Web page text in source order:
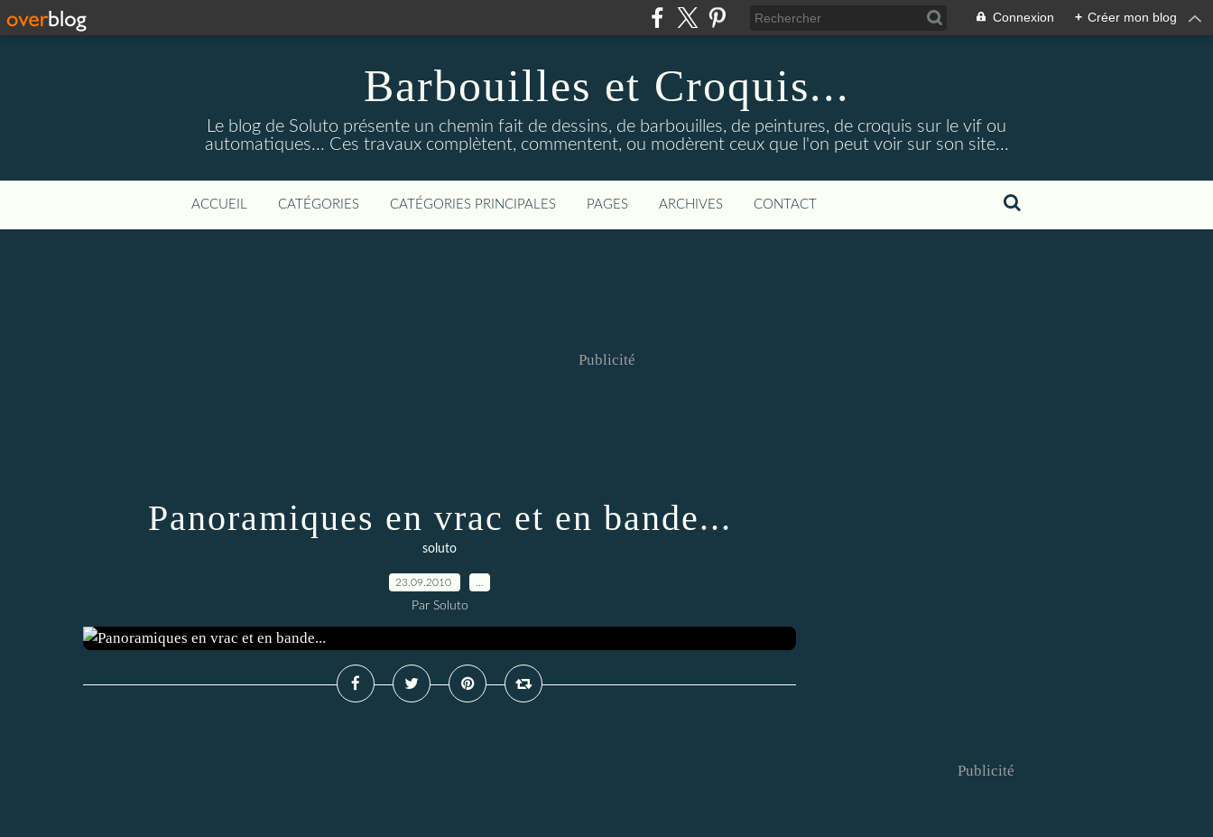
Connexion + Créer mon blog
Barbouilles et Croquis...
Le blog de Soluto présente un chemin fait de dessins, de barbouilles, de peintures, de croquis sur le vif ou
automatiques... Ces travaux complètent, commentent, ou modèrent ceux que l'on peut voir sur son site...
ACCUEIL CATÉGORIES CATÉGORIES PRINCIPALES PAGES ARCHIVES CONTACT
Publicité
Panoramiques en vrac et en bande...
soluto
23.09.2010
Par Soluto
Publicité